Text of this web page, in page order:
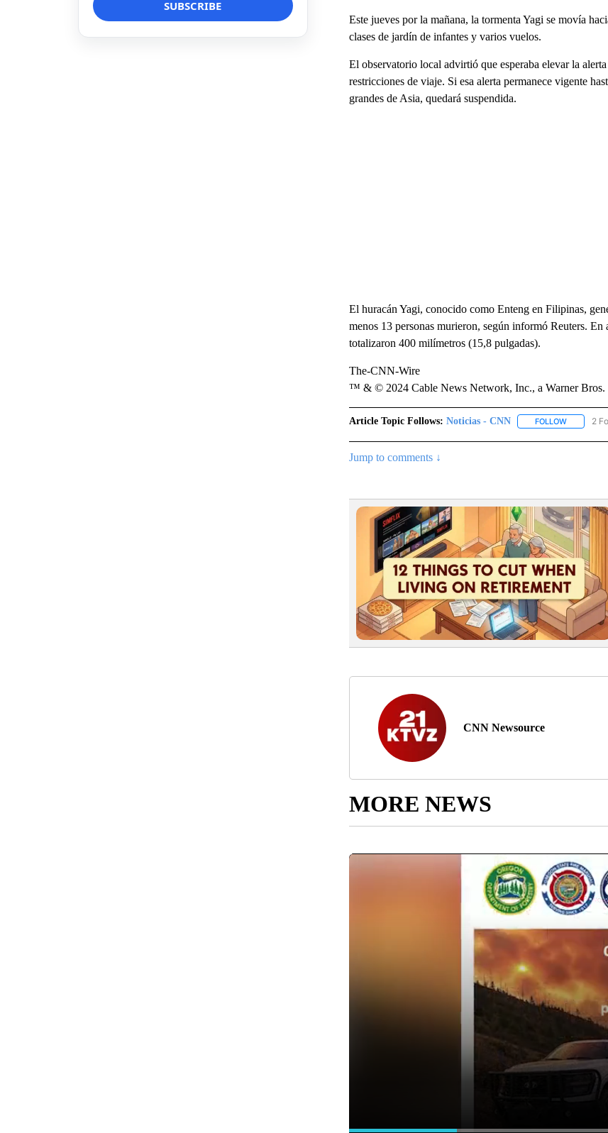
Este jueves por la mañana, la tormenta Yagi se movía
clases de jardín de infantes y varios vuelos.
El observatorio local advirtió que esperaba elevar la
restricciones de viaje. Si esa alerta permanece vigente
grandes de Asia, quedará suspendida.
El huracán Yagi, conocido como Enteng en Filipinas,
menos 13 personas murieron, según informó Reuters.
totalizaron 400 milímetros (15,8 pulgadas).
The-CNN-Wire
™ & © 2024 Cable News Network, Inc., a Warner Bros.
Article Topic Follows: Noticias - CNN FOLLOWFOLLOW
2
Jump to comments ↓
CNN Newsource
MORE NEWS